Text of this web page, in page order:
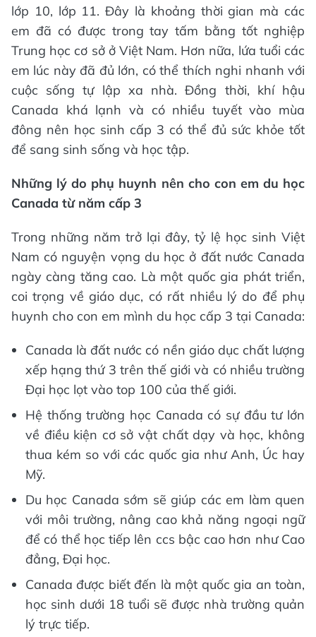
lớp 10, lớp 11. Đây là khoảng thời gian mà các
em đã có được trong tay tấm bằng tốt nghiệp
Trung học cơ sở ở Việt Nam. Hơn nữa, lứa tuổi các
em lúc này đã đủ lớn, có thể thích nghi nhanh với
cuộc sống tự lập xa nhà. Đồng thời, khí hậu
Canada khá lạnh và có nhiều tuyết vào mùa
đông nên học sinh cấp 3 có thể đủ sức khỏe tốt
để sang sinh sống và học tập.
Những lý do phụ huynh nên cho con em du học
Canada từ năm cấp 3
Trong những năm trở lại đây, tỷ lệ học sinh Việt
Nam có nguyện vọng du học ở đất nước Canada
ngày càng tăng cao. Là một quốc gia phát triển,
coi trọng về giáo dục, có rất nhiều lý do để phụ
huynh cho con em mình du học cấp 3 tại Canada:
Canada là đất nước có nền giáo dục chất lượng
xếp hạng thứ 3 trên thế giới và có nhiều trường
Đại học lọt vào top 100 của thế giới.
Hệ thống trường học Canada có sự đầu tư lớn
về điều kiện cơ sở vật chất dạy và học, không
thua kém so với các quốc gia như Anh, Úc hay
Mỹ.
Du học Canada sớm sẽ giúp các em làm quen
với môi trường, nâng cao khả năng ngoại ngữ
để có thể học tiếp lên ccs bậc cao hơn như Cao
đẳng, Đại học.
Canada được biết đến là một quốc gia an toàn,
học sinh dưới 18 tuổi sẽ được nhà trường quản
lý trực tiếp.